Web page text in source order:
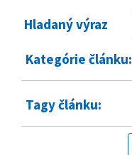
Hladaný výraz
Kategórie článku:
Tagy článku: